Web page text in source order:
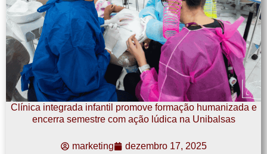
Clínica integrada infantil promove formação humanizada e
encerra semestre com ação lúdica na Unibalsas
marketing dezembro 17, 2025